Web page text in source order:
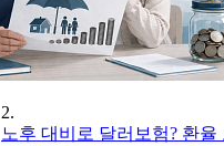
2.
노후 대비로 달러보험? 환